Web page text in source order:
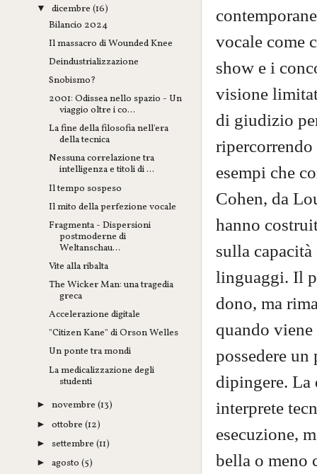
vocale come
show e i
visione
di giudizio
esempi che
Cohen, da
hanno
sulla
linguaggi. Il
dono, ma
quando
possedere
dipingere. La
interprete
esecuzione,
bella o meno
▼dicembre(16)
Bilancio 2024
Il massacro di Wounded Knee
Deindustrializzazione
Snobismo?
2001: Odissea nello spazio - Un
viaggio oltre i co...
La fine della filosofia nell'era
della tecnica
Nessuna correlazione tra
intelligenza e titoli di ...
Il tempo sospeso
Il mito della perfezione vocale
Fragmenta - Dispersioni
postmoderne di
Weltanschau...
Vite alla ribalta
The Wicker Man: una tragedia
greca
Accelerazione digitale
"Citizen Kane" di Orson Welles
Un ponte tra mondi
La medicalizzazione degli
studenti
►novembre(13)
►ottobre(12)
► settembre(11)
►agosto(5)